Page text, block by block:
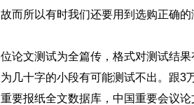
而所以有时我们还要用到选购正确的
论文测试为全篇传，格式对测试结
几十字的小段有可能测试不出。跟3
要报纸全文数据库，中国重要会议